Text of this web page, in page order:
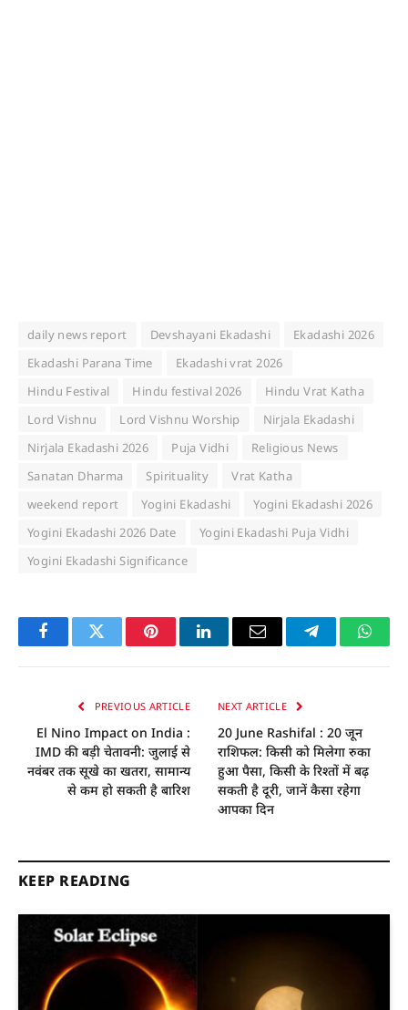
daily news report Devshayani Ekadashi
Ekadashi 2026
Ekadashi Parana Time
Ekadashi vrat 2026
Hindu Festival
Hindu festival 2026
Hindu Vrat Katha
Lord Vishnu
Lord Vishnu Worship
Nirjala Ekadashi
Nirjala Ekadashi 2026
Puja Vidhi
Religious News
Sanatan Dharma
Spirituality
Vrat Katha
weekend report
Yogini Ekadashi
Yogini Ekadashi 2026
Yogini Ekadashi 2026 Date
Yogini Ekadashi Puja Vidhi
Yogini Ekadashi Significance
FacebookTwitter PinterestLinkedInEmail Telegram
PREVIOUS ARTICLE
El Nino Impact on India :
IMD की बड़ी चेतावनी: जुलाई से
नवंबर तक सूखे का खतरा, सामान्य
से कम हो सकती है बारिश
NEXT ARTICLE
20 June Rashifal : 20 जून
राशिफल: किसी को मिलेगा रुका
हुआ पैसा, किसी के रिश्तों में बढ़
सकती है दूरी, जानें कैसा रहेगा
आपका दिन
KEEP READING